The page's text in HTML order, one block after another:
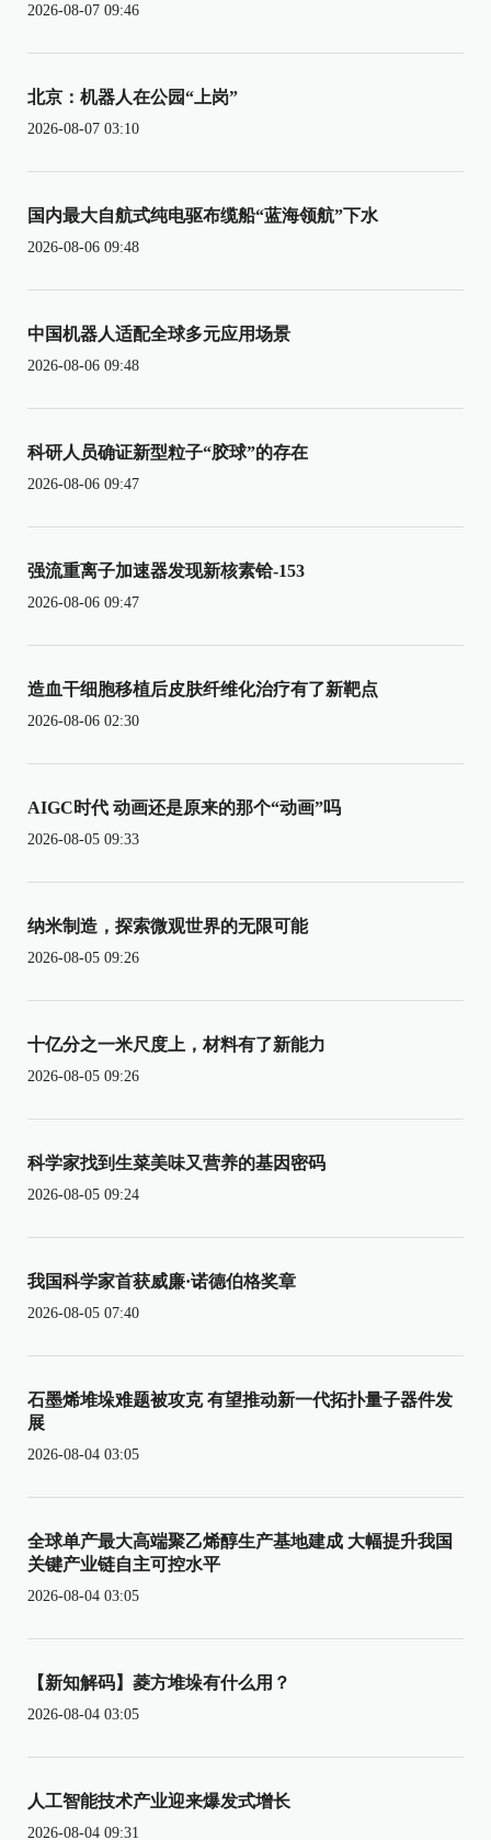
2026-08-07 09:46
北京：机器人在公园“上岗”
2026-08-07 03:10
国内最大自航式纯电驱布缆船“蓝海领航”下水
2026-08-06 09:48
中国机器人适配全球多元应用场景
2026-08-06 09:48
科研人员确证新型粒子“胶球”的存在
2026-08-06 09:47
强流重离子加速器发现新核素铪-153
2026-08-06 09:47
造血干细胞移植后皮肤纤维化治疗有了新靶点
2026-08-06 02:30
AIGC时代 动画还是原来的那个“动画”吗
2026-08-05 09:33
纳米制造，探索微观世界的无限可能
2026-08-05 09:26
十亿分之一米尺度上，材料有了新能力
2026-08-05 09:26
科学家找到生菜美味又营养的基因密码
2026-08-05 09:24
我国科学家首获威廉·诺德伯格奖章
2026-08-05 07:40
石墨烯堆垛难题被攻克 有望推动新一代拓扑量子器件发
展
2026-08-04 03:05
全球单产最大高端聚乙烯醇生产基地建成 大幅提升我国
关键产业链自主可控水平
2026-08-04 03:05
【新知解码】菱方堆垛有什么用？
2026-08-04 03:05
人工智能技术产业迎来爆发式增长
2026-08-04 09:31